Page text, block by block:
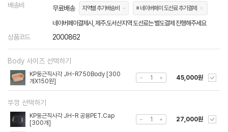
배송비 무료배송 지역별 추가배송비 ※ 네이버페이 도선료 추가결제
네이버페이결제시, 제주.도서산지역 도선료는 별도결제 진행해주세요
상품코드 2000862
Body 사이즈 선택하기
KP둥근직사각 JH-R750Body [300
개X150원]
45,000원
뚜껑 선택하기
KP둥근직사각 JH-R 공용PET.Cap
[300개]
27,000원